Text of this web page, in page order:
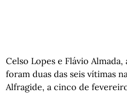
Celso Lopes e Flávio Almada,
foram duas das seis vítimas
Alfragide, a cinco de